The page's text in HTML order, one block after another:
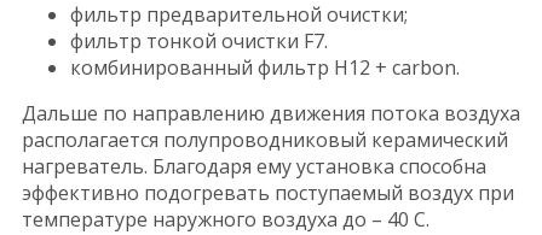
фильтр предварительной очистки;
фильтр тонкой очистки F7.
комбинированный фильтр H12 + carbon.
Дальше по направлению движения потока воздуха
располагается полупроводниковый керамический
нагреватель. Благодаря ему установка способна
эффективно подогревать поступаемый воздух при
температуре наружного воздуха до – 40 С.